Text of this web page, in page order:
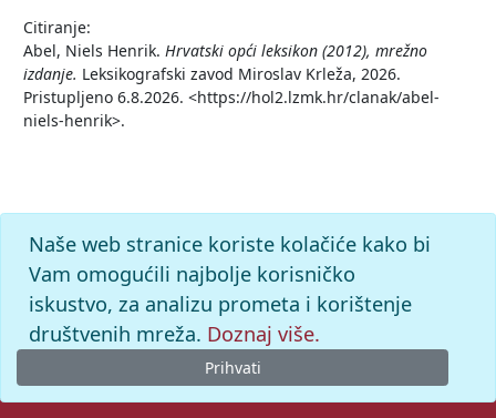
Citiranje:
Abel, Niels Henrik. Hrvatski opći leksikon (2012), mrežno
izdanje. Leksikografski zavod Miroslav Krleža, 2026.
Pristupljeno 6.8.2026. <https://hol2.lzmk.hr/clanak/abel-
niels-henrik>.
Naše web stranice koriste kolačiće kako bi
Vam omogućili najbolje korisničko
iskustvo, za analizu prometa i korištenje
društvenih mreža. Doznaj više.
Prihvati
© 2026. -Leksikografski zavodMiroslav Krleža